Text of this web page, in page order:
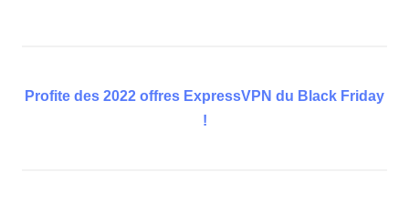
Profite des 2022 offres ExpressVPN du Black Friday
!